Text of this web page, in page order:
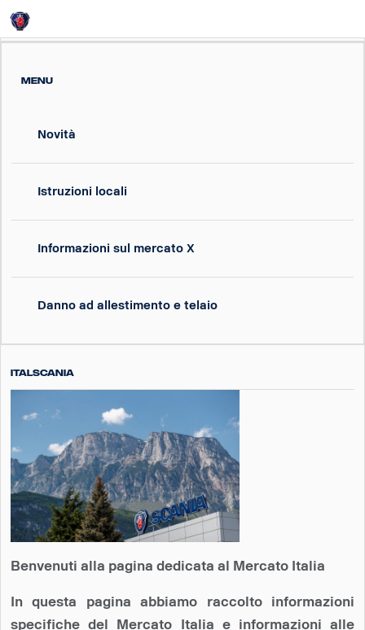
Italy
MENU
Novità
Istruzioni locali
Informazioni sul mercato X
Danno ad allestimento e telaio
Italscania
Benvenuti alla pagina dedicata al Mercato Italia
In questa pagina abbiamo raccolto informazioni
specifiche del Mercato Italia e informazioni alle